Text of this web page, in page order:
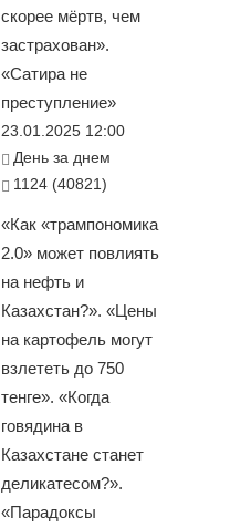
скорее мёртв, чем
застрахован».
«Сатира не
преступление»
23.01.2025 12:00
День за днем
1124 (40821)
«Как «трампономика
2.0» может повлиять
на нефть и
Казахстан?». «Цены
на картофель могут
взлететь до 750
тенге». «Когда
говядина в
Казахстане станет
деликатесом?».
«Парадоксы